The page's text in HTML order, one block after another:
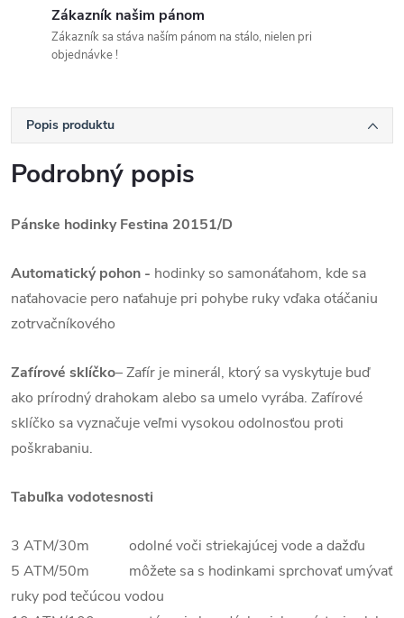
Zákazník našim pánom
Zákazník sa stáva naším pánom na stálo, nielen pri
objednávke !
Popis produktu
Podrobný popis
Pánske hodinky Festina 20151/D
Automatický pohon - hodinky so samonáťahom, kde sa
naťahovacie pero naťahuje pri pohybe ruky vďaka otáčaniu
zotrvačníkového
Zafírové sklíčko–Zafír je minerál, ktorý sa vyskytuje buď
ako prírodný drahokam alebo sa umelo vyrába. Zafírové
sklíčko sa vyznačuje veľmi vysokou odolnosťou proti
poškrabaniu.
Tabuľka vodotesnosti
3 ATM/30m odolné voči striekajúcej vode a dažďu
5 ATM/50m môžete sa s hodinkami sprchovať umývať
ruky pod tečúcou vodou